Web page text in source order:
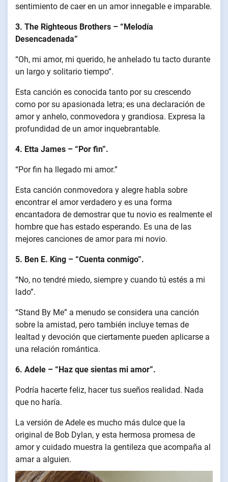
sentimiento de caer en un amor innegable e imparable.
3. The Righteous Brothers – “Melodía
Desencadenada”
“Oh, mi amor, mi querido, he anhelado tu tacto durante
un largo y solitario tiempo”.
Esta canción es conocida tanto por su crescendo
como por su apasionada letra; es una declaración de
amor y anhelo, conmovedora y grandiosa. Expresa la
profundidad de un amor inquebrantable.
4. Etta James – “Por fin”.
“Por fin ha llegado mi amor.”
Esta canción conmovedora y alegre habla sobre
encontrar el amor verdadero y es una forma
encantadora de demostrar que tu novio es realmente el
hombre que has estado esperando. Es una de las
mejores canciones de amor para mi novio.
5. Ben E. King – “Cuenta conmigo”.
“No, no tendré miedo, siempre y cuando tú estés a mi
lado”.
“Stand By Me” a menudo se considera una canción
sobre la amistad, pero también incluye temas de
lealtad y devoción que ciertamente pueden aplicarse a
una relación romántica.
6. Adele – “Haz que sientas mi amor”.
Podría hacerte feliz, hacer tus sueños realidad. Nada
que no haría.
La versión de Adele es mucho más dulce que la
original de Bob Dylan, y esta hermosa promesa de
amor y cuidado muestra la gentileza que acompaña al
amar a alguien.